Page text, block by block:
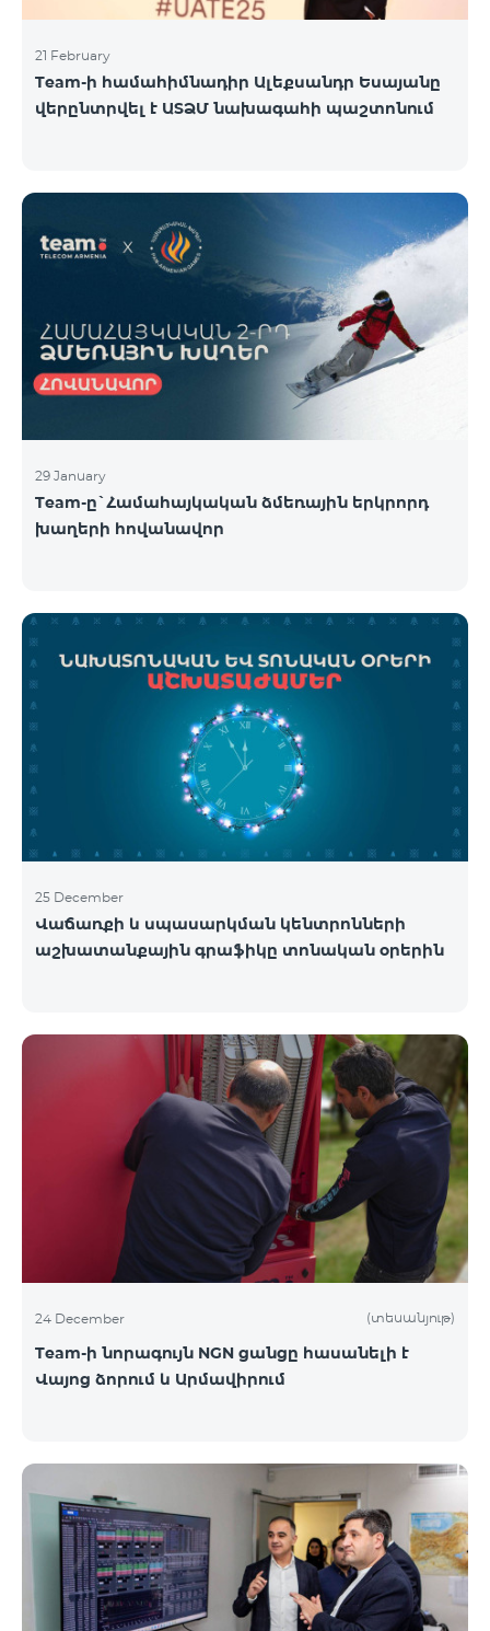
21 February
Team-ի համահիմնադիր Ալեքսանդր Եսայանը
վերընտրվել է ԱՏՁՄ նախագահի պաշտոնում
29 January
Team-ը`Համահայկական ձմեռային երկրորդ
խաղերի հովանավոր
25 December
Վաճառքի և սպասարկման կենտրոնների
աշխատանքային գրաֆիկը տոնական օրերին
24 December (տեսանյութ)
Team-ի նորագույն NGN ցանցը հասանելի է
Վայոց ձորում և Արմավիրում